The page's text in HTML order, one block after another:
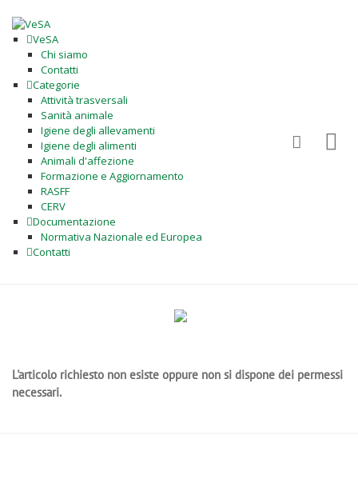
VeSA
Chi siamo
Contatti
Categorie
Attività trasversali
Sanità animale
Igiene degli allevamenti
Igiene degli alimenti
Animali d'affezione
Formazione e Aggiornamento
RASFF
CERV
Documentazione
Normativa Nazionale ed Europea
Contatti
L'articolo richiesto non esiste oppure non si dispone dei permessi
necessari.